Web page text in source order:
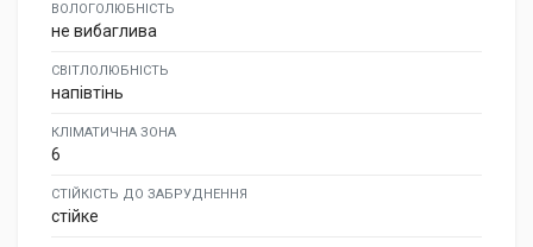
ВОЛОГОЛЮБНІСТЬ
не вибаглива
СВІТЛОЛЮБНІСТЬ
напівтінь
КЛІМАТИЧНА ЗОНА
6
СТІЙКІСТЬ ДО ЗАБРУДНЕННЯ
стійке